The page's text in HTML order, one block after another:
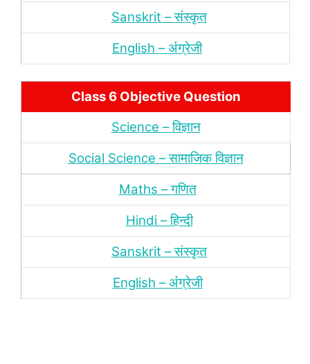
Sanskrit – संस्‍कृत
English – अंंग्रेजी
Class 6 Objective Question
Science – विज्ञान
Social Science – सामाजिक विज्ञान
Maths – गणित
Hindi – हिन्‍दी
Sanskrit – संस्‍कृत
English – अंंग्रेजी